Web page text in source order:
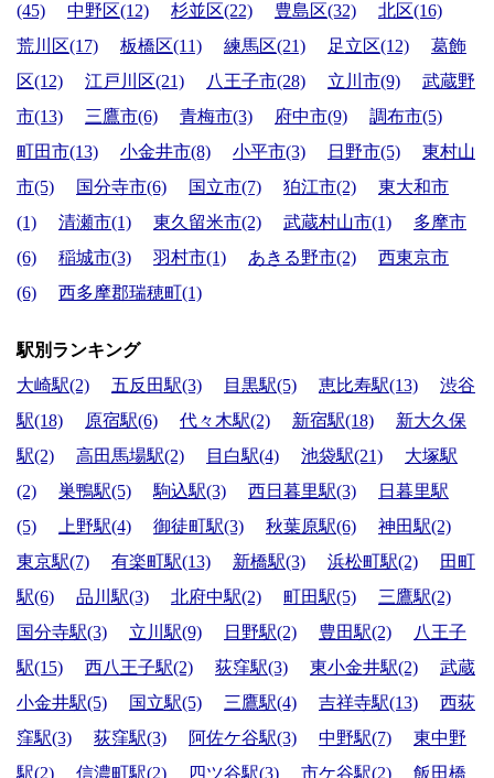
(45)
中野区(12) 杉並区(22) 豊島区(32)
北区(16)
荒川区(17)
板橋区(11) 練馬区(21) 足立区(12)
葛飾
区(12)
江戸川区(21) 八王子市(28) 立川市(9)
武蔵野
市(13)
三鷹市(6) 青梅市(3) 府中市(9)
調布市(5)
町田市(13)
小金井市(8) 小平市(3) 日野市(5)
東村山
市(5)
国分寺市(6) 国立市(7) 狛江市(2)
東大和市
(1)
清瀬市(1) 東久留米市(2) 武蔵村山市(1)
多摩市
(6)
稲城市(3) 羽村市(1) あきる野市(2)
西東京市
(6)
西多摩郡瑞穂町(1)
駅別ランキング
大崎駅(2)
五反田駅(3) 目黒駅(5) 恵比寿駅(13)
渋谷
駅(18)
原宿駅(6) 代々木駅(2) 新宿駅(18)
新大久保
駅(2)
高田馬場駅(2) 目白駅(4) 池袋駅(21)
大塚駅
(2)
巣鴨駅(5) 駒込駅(3) 西日暮里駅(3)
日暮里駅
(5)
上野駅(4) 御徒町駅(3) 秋葉原駅(6)
神田駅(2)
東京駅(7)
有楽町駅(13) 新橋駅(3) 浜松町駅(2)
田町
駅(6)
品川駅(3) 北府中駅(2) 町田駅(5)
三鷹駅(2)
国分寺駅(3)
立川駅(9) 日野駅(2) 豊田駅(2)
八王子
駅(15)
西八王子駅(2) 荻窪駅(3) 東小金井駅(2)
武蔵
小金井駅(5)
国立駅(5) 三鷹駅(4) 吉祥寺駅(13)
西荻
窪駅(3)
荻窪駅(3) 阿佐ケ谷駅(3) 中野駅(7)
東中野
駅(2)
信濃町駅(2) 四ツ谷駅(3) 市ケ谷駅(2)
飯田橋